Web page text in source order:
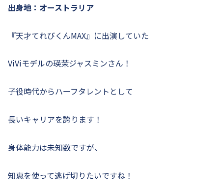
出身地：オーストラリア
『天才てれびくんMAX』に出演していた
ViViモデルの瑛茉ジャスミンさん！
子役時代からハーフタレントとして
長いキャリアを誇ります！
身体能力は未知数ですが、
知恵を使って逃げ切りたいですね！